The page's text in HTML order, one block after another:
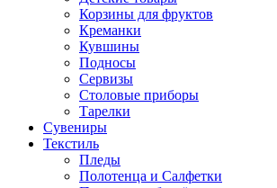
Корзины для фруктов
Креманки
Кувшины
Подносы
Сервизы
Столовые приборы
Тарелки
Сувениры
Текстиль
Пледы
Полотенца и Салфетки